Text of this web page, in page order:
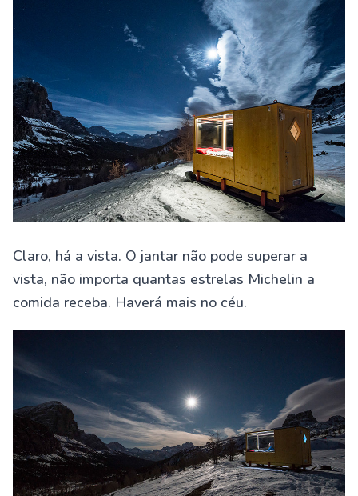
Claro, há a vista. O jantar não pode superar a
vista, não importa quantas estrelas Michelin a
comida receba. Haverá mais no céu.